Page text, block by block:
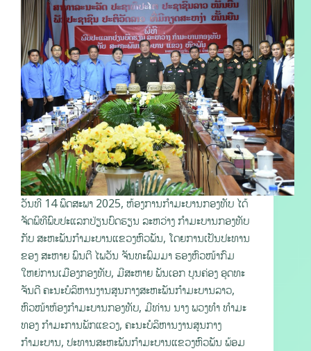
ວັນທີ 14 ພຶດສະພາ 2025, ຫ້ອງການກຳມະບານກອງທັບ ໄດ້
ຈັດພິທີພົບປະແລກປ່ຽນບົດຮຽນ ລະຫວ່າງ ກຳມະບານກອງທັບ
ກັບ ສະຫະພັນກຳມະບານແຂວງຫົວພັນ, ໂດຍການເປັນປະທານ
ຂອງ ສະຫາຍ ພົນຕີ ໄພວັນ ຈັນທະພົມມາ ຮອງຫົວໜ້າກົມ
ໃຫຍ່ການເມືອງກອງທັບ, ມີສະຫາຍ ພັນເອກ ບຸນຄ່ອງ ອຸດທະ
ຈັນດີ ຄະນະບໍລິຫານງານສູນກາງສະຫະພັນກຳມະບານລາວ,
ຫົວໜ້າຫ້ອງກຳມະບານກອງທັບ, ມີທ່ານ ນາງ ພວງທຳ ທຳມະ
ທອງ ກຳມະການພັກແຂວງ, ຄະນະບໍລິຫານງານສູນກາງ
ກຳມະບານ, ປະທານສະຫະພັນກຳມະບານແຂວງຫົວພັນ ພ້ອມ